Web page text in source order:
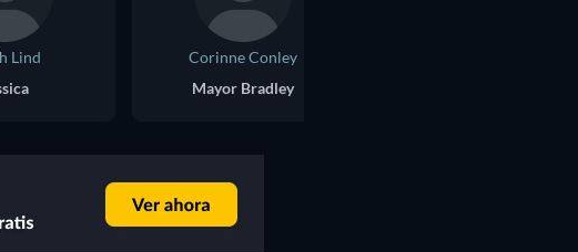
Lind
Corinne Conley
Mayor Bradley